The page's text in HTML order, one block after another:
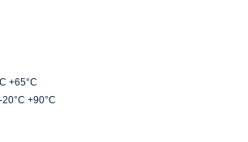
+65°C
-20°C +90°C